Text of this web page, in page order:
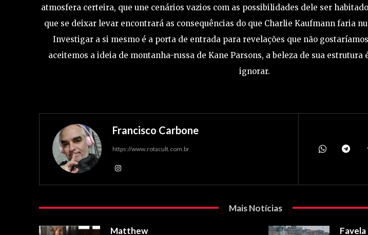
atmosfera certeira, que une cenários vazios com as possibilidades dele ser
que se deixar levar encontrará as consequências do que Charlie Kaufmann faria
Investigar a si mesmo é a porta de entrada para revelações que não
aceitemos a ideia de montanha-russa de Kane Parsons, a beleza de sua
ignorar.
Francisco Carbone
https://www.rotacult.com.br
Mais Notícias
Matthew